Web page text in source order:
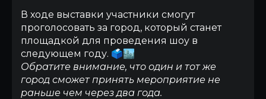
В ходе выставки участники смогут
проголосовать за город, который станет
площадкой для проведения шоу в
следующем году. 🗳️🏙️
Обратите внимание, что один и тот же
город сможет принять мероприятие не
раньше чем через два года.